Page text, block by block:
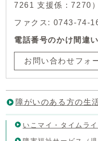
7261 支援係：7270）
ファクス: 0743-74-
電話番号のかけ間違
お問い合わせフォ
障がいのある方の生
いこマイ・タイムラ